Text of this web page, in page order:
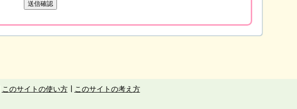
このサイトの使い方 このサイトの考え方